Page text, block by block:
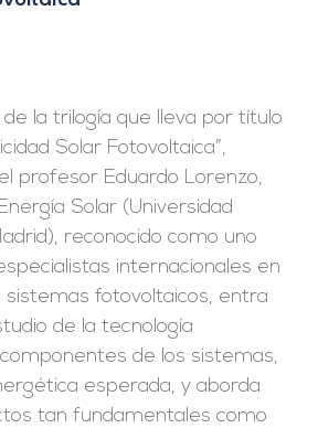
la trilogía que lleva por título
Solar Fotovoltaica”,
profesor Eduardo Lorenzo,
Solar (Universidad
reconocido como uno
internacionales en
sistemas fotovoltaicos, entra
de la tecnología
de los sistemas,
esperada, y aborda
tan fundamentales como